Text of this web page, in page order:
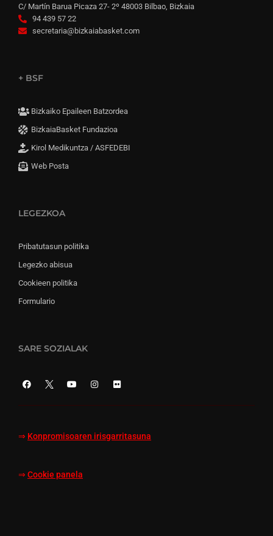
C/ Martín Barua Picaza 27- 2º 48003 Bilbao, Bizkaia
94 439 57 22
secretaria@bizkaiabasket.com
+ BSF
Bizkaiko Epaileen Batzordea
BizkaiaBasket Fundazioa
Kirol Medikuntza / ASFEDEBI
Web Posta
LEGEZKOA
Pribatutasun politika
Legezko abisua
Cookieen politika
Formulario
SARE SOZIALAK
⇒ Konpromisoaren irisgarritasuna
⇒ Cookie panela